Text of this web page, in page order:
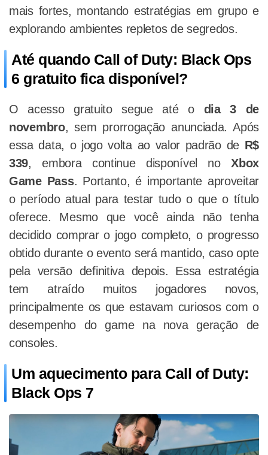
mais fortes, montando estratégias em grupo e
explorando ambientes repletos de segredos.
Até quando Call of Duty: Black Ops
6 gratuito fica disponível?
O acesso gratuito segue até o dia 3 de
novembro, sem prorrogação anunciada. Após
essa data, o jogo volta ao valor padrão de R$
339, embora continue disponível noXbox
Game Pass. Portanto, é importante aproveitar
o período atual para testar tudo o que o título
oferece. Mesmo que você ainda não tenha
decidido comprar o jogo completo, o progresso
obtido durante o evento será mantido, caso opte
pela versão definitiva depois. Essa estratégia
tem atraído muitos jogadores novos,
principalmente os que estavam curiosos com o
desempenho do game na nova geração de
consoles.
Um aquecimento para Call of Duty:
Black Ops 7